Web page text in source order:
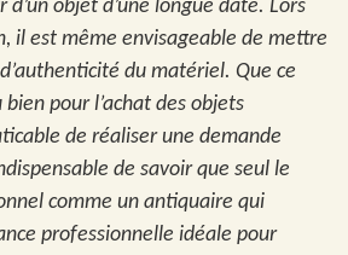
objet d’une longue date. Lors
il est même envisageable de mettre
du matériel. Que ce
pour l’achat des objets
de réaliser une demande
de savoir que seul le
comme un antiquaire qui
professionnelle idéale pour